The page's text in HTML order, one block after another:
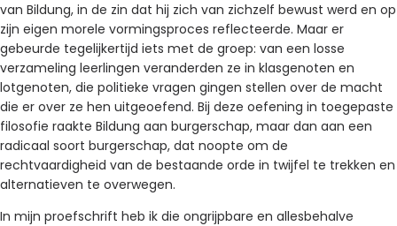
van Bildung, in de zin dat hij zich van zichzelf bewust werd en op
zijn eigen morele vormingsproces reflecteerde. Maar er
gebeurde tegelijkertijd iets met de groep: van een losse
verzameling leerlingen veranderden ze in klasgenoten en
lotgenoten, die politieke vragen gingen stellen over de macht
die er over ze hen uitgeoefend. Bij deze oefening in toegepaste
filosofie raakte Bildung aan burgerschap, maar dan aan een
radicaal soort burgerschap, dat noopte om de
rechtvaardigheid van de bestaande orde in twijfel te trekken en
alternatieven te overwegen.
In mijn proefschrift heb ik die ongrijpbare en allesbehalve